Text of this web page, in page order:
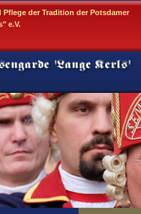
der Tradition der Potsdamer
e.V.